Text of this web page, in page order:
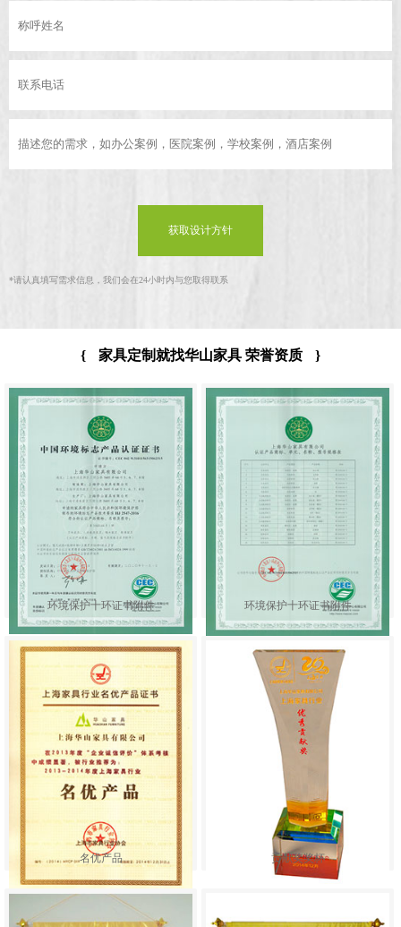
获取设计方针
*请认真填写需求信息，我们会在24小时内与您取得联系
{ 家具定制就找华山家具 荣誉资质 }
环境保护十环证书附件 环境保护十环证书附件
名优产品 贡献奖奖杯